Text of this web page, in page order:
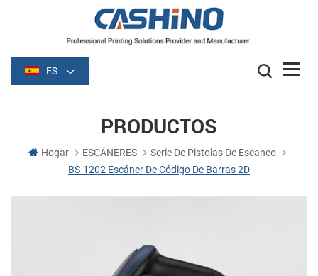
ES
PRODUCTOS
Hogar ESCÁNERES
Serie De Pistolas De Escaneo
BS-1202 Escáner De Código De Barras 2D